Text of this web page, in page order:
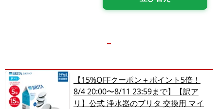
【15%OFFクーポン＋ポイント5倍！
8/4 20:00〜8/11 23:59まで】【訳ア
リ】公式 浄水器のブリタ 交換用 マイ